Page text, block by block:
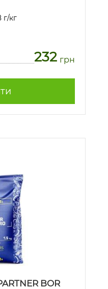
г/кг
232 грн
BOR